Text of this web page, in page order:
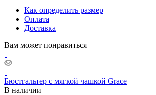
Как определить размер
Оплата
Доставка
Вам может понравиться
Бюстгальтер с мягкой чашкой Grace
В наличии